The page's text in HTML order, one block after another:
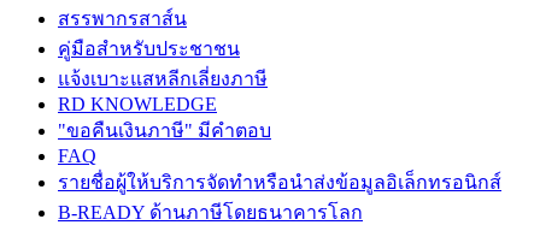
สรรพากรสาส์น
คู่มือสำหรับประชาชน
แจ้งเบาะแสหลีกเลี่ยงภาษี
RD KNOWLEDGE
"ขอคืนเงินภาษี" มีคำตอบ
FAQ
รายชื่อผู้ให้บริการจัดทำหรือนำส่งข้อมูลอิเล็กทรอนิกส์
B-READY ด้านภาษีโดยธนาคารโลก